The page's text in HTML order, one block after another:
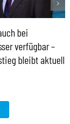
bei
verfügbar –
bleibt aktuell